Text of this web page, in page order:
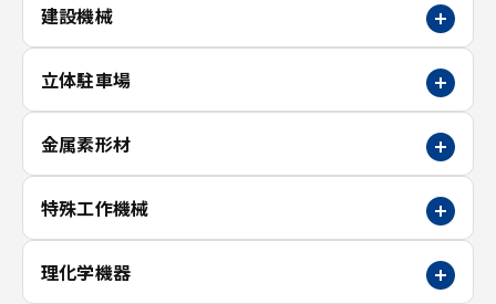
建設機械
立体駐車場
金属素形材
特殊工作機械
理化学機器